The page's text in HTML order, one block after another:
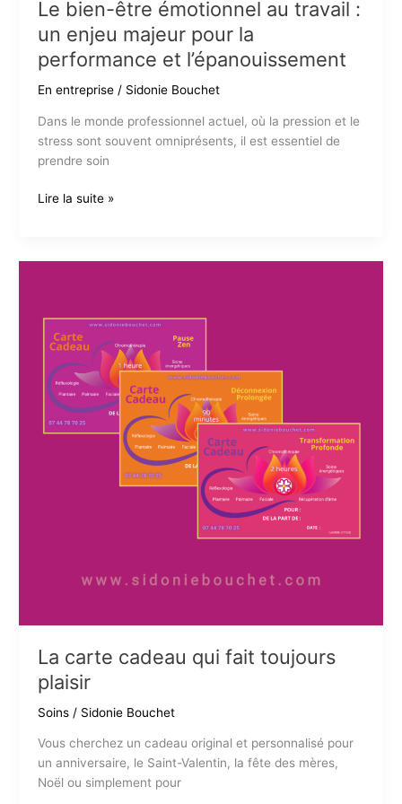
Le bien-être émotionnel au travail :
un enjeu majeur pour la
performance et l’épanouissement
En entreprise/ Sidonie Bouchet
Dans le monde professionnel actuel, où la pression et le
stress sont souvent omniprésents, il est essentiel de
prendre soin
Le
enjeu
majeur
pour
performance
l’épanouissement
Lire la suite »
La carte cadeau qui fait toujours
plaisir
Soins/ Sidonie Bouchet
Vous cherchez un cadeau original et personnalisé pour
un anniversaire, le Saint-Valentin, la fête des mères,
Noël ou simplement pour